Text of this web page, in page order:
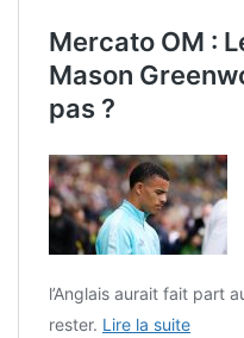
Mercato OM :
Mason
pas ?
l’Anglais aurait fait part
rester. Lire la suite